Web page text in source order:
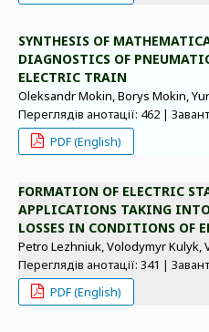
SYNTHESIS OF
DIAGNOSTICS OF
ELECTRIC TRAIN
Oleksandr Mokin, Borys Mokin,
Переглядів анотації: 462 |
PDF (English)
FORMATION OF ELECTRIC
APPLICATIONS TAKING INTO
LOSSES IN CONDITIONS OF
Petro Lezhniuk, Volodymyr Kulyk,
Переглядів анотації: 341 |
PDF (English)